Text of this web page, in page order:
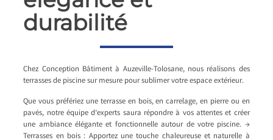
durabilité
Chez Conception Bâtiment à Auzeville-Tolosane, nous réalisons des
terrasses de piscine sur mesure pour sublimer votre espace extérieur.
Que vous préfériez une terrasse en bois, en carrelage, en pierre ou en
pavés, notre équipe d’experts saura répondre à vos attentes et créer
une ambiance élégante et fonctionnelle autour de votre piscine. →
Terrasses en bois : Apportez une touche chaleureuse et naturelle à